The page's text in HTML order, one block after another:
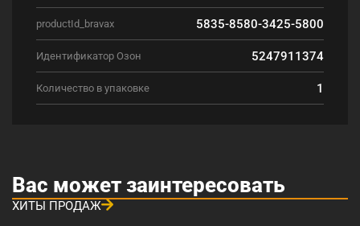
productId_bravax 5835-8580-3425-5800
Идентификатор Озон 5247911374
Количество в упаковке 1
Вас может заинтересовать
ХИТЫ ПРОДАЖ